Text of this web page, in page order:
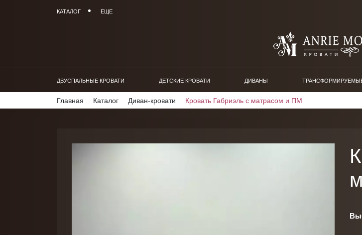
КАТАЛОГ ЕЩЕ
ДВУСПАЛЬНЫЕ КРОВАТИ ДЕТСКИЕ КРОВАТИ ДИВАНЫ
Главная Каталог Диван-кровати Кровать Габриэль с матрасом и ПМ